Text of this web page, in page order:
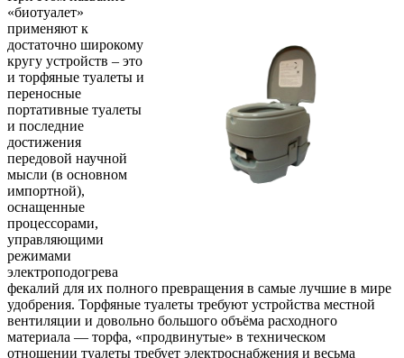
«биотуалет»
применяют к
достаточно широкому
кругу устройств – это
и торфяные туалеты и
переносные
портативные туалеты
и последние
достижения
передовой научной
мысли (в основном
импортной),
оснащенные
процессорами,
управляющими
режимами
электроподогрева
фекалий для их полного превращения в самые лучшие в мире
удобрения. Торфяные туалеты требуют устройства местной
вентиляции и довольно большого объёма расходного
материала — торфа, «продвинутые» в техническом
отношении туалеты требует электроснабжения и весьма